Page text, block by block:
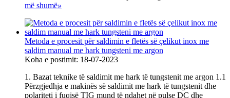
më shumë»
Metoda e procesit për saldimin e fletës së çelikut inox me
saldim manual me hark tungsteni me argon
Koha e postimit: 18-07-2023
1. Bazat teknike të saldimit me hark të tungstenit me argon 1.1
Përzgjedhja e makinës së saldimit me hark të tungstenit dhe
polariteti i fuqisë TIG mund të ndahet në pulse DC dhe